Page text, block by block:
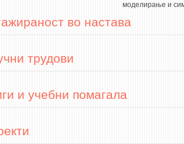
моделирање и
во настава
трудови
и учебни помагала